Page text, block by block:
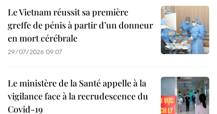
Le Vietnam réussit sa première
greffe de pénis à partir d’un donneur
en mort cérébrale
29/07/2026 09:07
Le ministère de la Santé appelle à la
vigilance face à la recrudescence du
Covid-19